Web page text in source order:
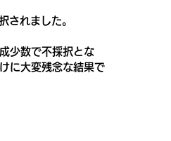
されました。
少数で不採択とな
に大変残念な結果で